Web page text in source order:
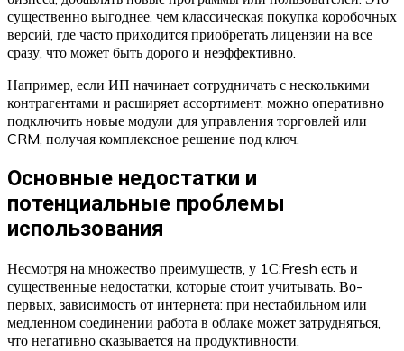
существенно выгоднее, чем классическая покупка коробочных
версий, где часто приходится приобретать лицензии на все
сразу, что может быть дорого и неэффективно.
Например, если ИП начинает сотрудничать с несколькими
контрагентами и расширяет ассортимент, можно оперативно
подключить новые модули для управления торговлей или
CRM, получая комплексное решение под ключ.
Основные недостатки и
потенциальные проблемы
использования
Несмотря на множество преимуществ, у 1С:Fresh есть и
существенные недостатки, которые стоит учитывать. Во-
первых, зависимость от интернета: при нестабильном или
медленном соединении работа в облаке может затрудняться,
что негативно сказывается на продуктивности.